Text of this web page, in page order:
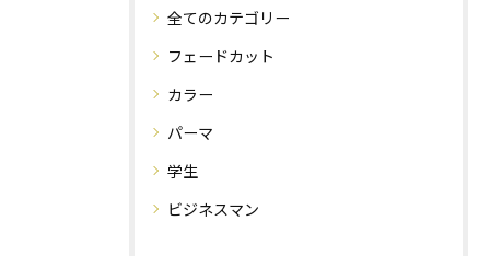
全てのカテゴリー
フェードカット
カラー
パーマ
学生
ビジネスマン